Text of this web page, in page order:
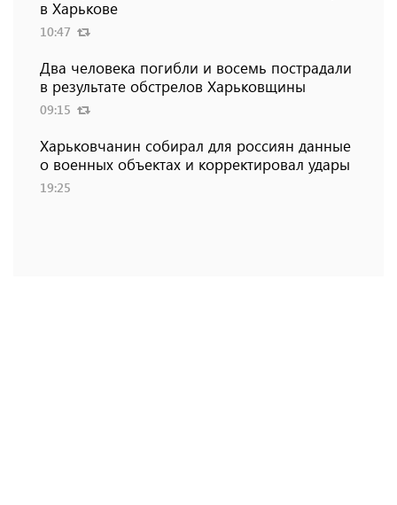
в Харькове
10:47
Два человека погибли и восемь пострадали
в результате обстрелов Харьковщины
09:15
Харьковчанин собирал для россиян данные
о военных объектах и ​​корректировал удары
19:25